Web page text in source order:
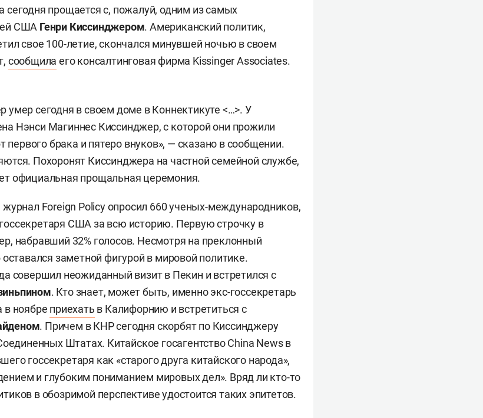
сегодня прощается с, пожалуй, одним из самых
США Генри Киссинджером. Американский политик,
свое 100-летие, скончался минувшей ночью в своем
сообщила его консалтинговая фирма Kissinger Associates.
умер сегодня в своем доме в Коннектикуте <…>. У
Нэнси Магиннес Киссинджер, с которой они прожили
первого брака и пятеро внуков», — сказано в сообщении.
Похоронят Киссинджера на частной семейной службе,
официальная прощальная церемония.
журнал Foreign Policy опросил 660 ученых-международников,
США за всю историю. Первую строчку в
набравший 32% голосов. Несмотря на преклонный
оставался заметной фигурой в мировой политике.
совершил неожиданный визит в Пекин и встретился с
. Кто знает, может быть, именно экс-госсекретарь
в ноябре приехать в Калифорнию и встретиться с
. Причем в КНР сегодня скорбят по Киссинджеру
Штатах. Китайское госагентство China News в
госсекретаря как «старого друга китайского народа»,
и глубоким пониманием мировых дел». Вряд ли кто-то
в обозримой перспективе удостоится таких эпитетов.